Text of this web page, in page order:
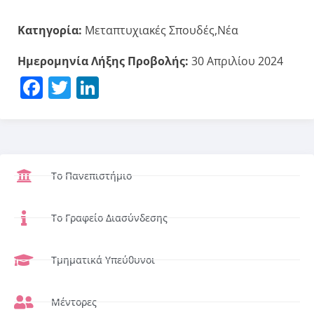
Κατηγορία: Μεταπτυχιακές Σπουδές,Νέα
Ημερομηνία Λήξης Προβολής: 30 Απριλίου 2024
Facebook
Twitter
Το Πανεπιστήμιο
Το Γραφείο Διασύνδεσης
Τμηματικά Υπεύθυνοι
Μέντορες